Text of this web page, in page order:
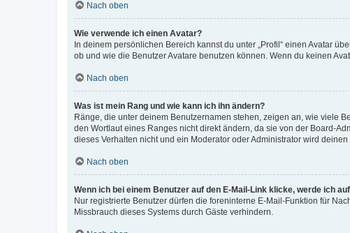
Nach oben
Wie verwende ich einen Avatar?
In deinem persönlichen Bereich kannst du unter „Profil“ einen Avatar
ob und wie die Benutzer Avatare benutzen können. Wenn du keinen
Nach oben
Was ist mein Rang und wie kann ich ihn ändern?
Ränge, die unter deinem Benutzernamen stehen, zeigen an, wie viele
den Wortlaut eines Ranges nicht direkt ändern, da sie von der Board-
dieses Verhalten nicht und ein Moderator oder Administrator wird
Nach oben
Wenn ich bei einem Benutzer auf den E-Mail-Link klicke, werde ich
Nur registrierte Benutzer dürfen die foreninterne E-Mail-Funktion für
Missbrauch dieses Systems durch Gäste verhindern.